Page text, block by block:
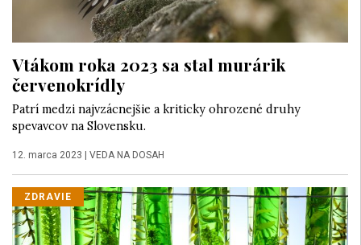
Vtákom roka 2023 sa stal murárik
červenokrídly
Patrí medzi najvzácnejšie a kriticky ohrozené druhy
spevavcov na Slovensku.
12. marca 2023 | VEDA NA DOSAH
ZDRAVIE